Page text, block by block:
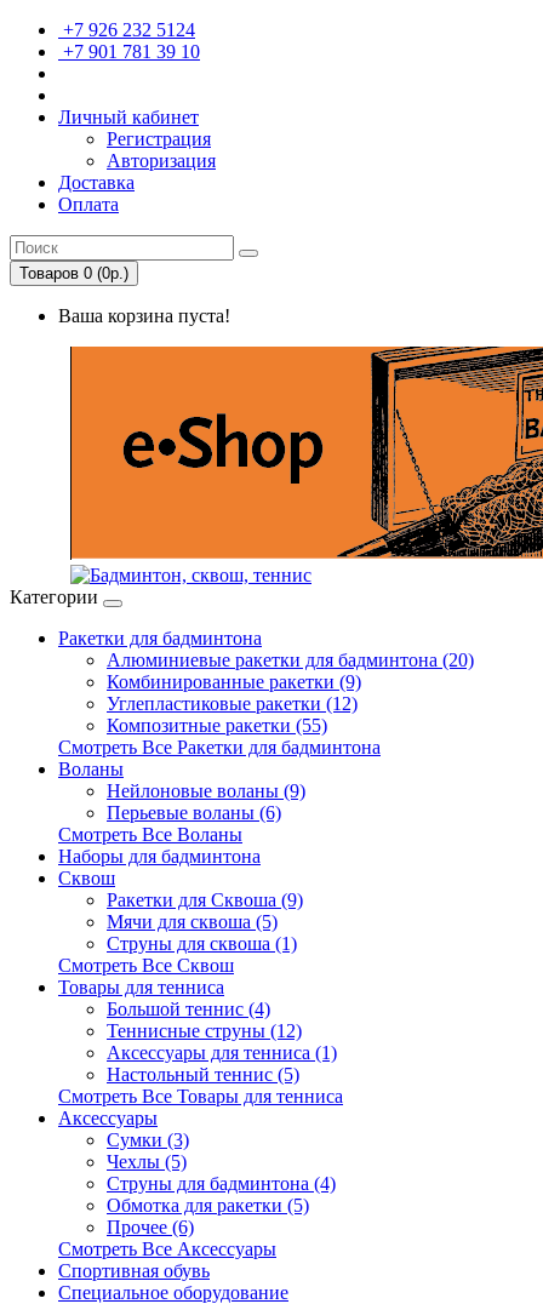
+7 926 232 5124
+7 901 781 39 10
Личный кабинет
Регистрация
Авторизация
Доставка
Оплата
Товаров 0 (0р.)
Ваша корзина пуста!
Категории
Ракетки для бадминтона
Алюминиевые ракетки для бадминтона (20)
Комбинированные ракетки (9)
Углепластиковые ракетки (12)
Композитные ракетки (55)
Смотреть Все Ракетки для бадминтона
Воланы
Нейлоновые воланы (9)
Перьевые воланы (6)
Смотреть Все Воланы
Наборы для бадминтона
Сквош
Ракетки для Сквоша (9)
Мячи для сквоша (5)
Cтруны для сквоша (1)
Смотреть Все Сквош
Товары для тенниса
Большой теннис (4)
Теннисные струны (12)
Аксессуары для тенниса (1)
Настольный теннис (5)
Смотреть Все Товары для тенниса
Аксессуары
Сумки (3)
Чехлы (5)
Струны для бадминтона (4)
Обмотка для ракетки (5)
Прочее (6)
Смотреть Все Аксессуары
Спортивная обувь
Специальное оборудование